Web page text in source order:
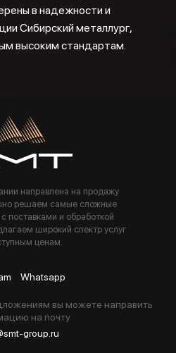
в надежности и
Сибирский металлург,
высоким стандартам.
направлена на продажу
решаем самые сложные
поставками и обработкой
широкий спектр услуг
ценам.
Whatsapp
вы можете направить
на почту
group.ru